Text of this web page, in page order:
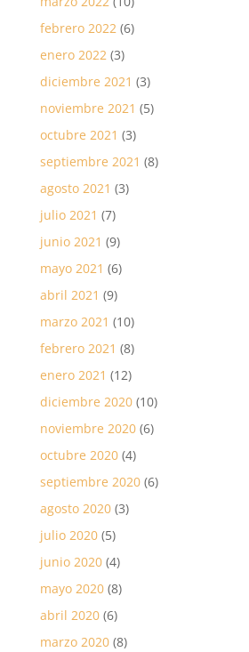
febrero 2022(6)
enero 2022(3)
diciembre 2021 (3)
noviembre 2021 (5)
octubre 2021 (3)
septiembre 2021 (8)
agosto 2021 (3)
julio 2021 (7)
junio 2021 (9)
mayo 2021 (6)
abril 2021 (9)
marzo 2021 (10)
febrero 2021 (8)
enero 2021 (12)
diciembre 2020(10)
noviembre 2020(6)
octubre 2020(4)
septiembre 2020(6)
agosto 2020(3)
julio 2020(5)
junio 2020(4)
mayo 2020(8)
abril 2020(6)
marzo 2020(8)